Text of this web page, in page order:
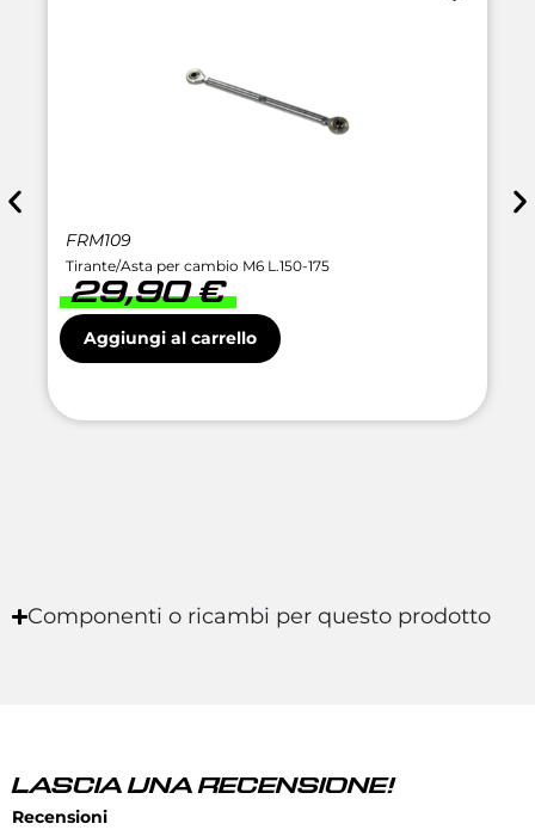
FRM109
Tirante/Asta per cambio M6 L.150-175
29,90€
Aggiungi al carrello
Componenti o ricambi per questo prodotto
LASCIA UNA RECENSIONE!
Recensioni